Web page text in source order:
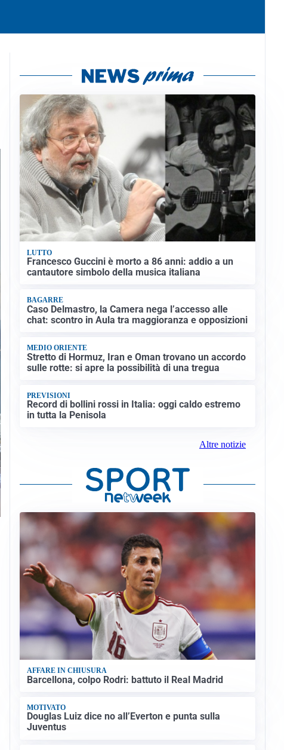
LUTTO
Francesco Guccini è morto a 86 anni: addio a un
cantautore simbolo della musica italiana
BAGARRE
Caso Delmastro, la Camera nega l’accesso alle
chat: scontro in Aula tra maggioranza e opposizioni
MEDIO ORIENTE
Stretto di Hormuz, Iran e Oman trovano un accordo
sulle rotte: si apre la possibilità di una tregua
PREVISIONI
Record di bollini rossi in Italia: oggi caldo estremo
in tutta la Penisola
Altre notizie
AFFARE IN CHIUSURA
Barcellona, colpo Rodri: battuto il Real Madrid
MOTIVATO
Douglas Luiz dice no all’Everton e punta sulla
Juventus